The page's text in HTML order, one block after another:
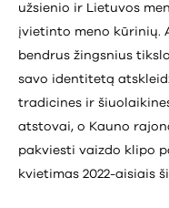
užsienio ir Lietuvos
įvietinto meno kūrinių.
bendrus žingsnius
savo identitetą
tradicines ir
atstovai, o Kauno
pakviesti vaizdo klipo
kvietimas 2022-aisiais